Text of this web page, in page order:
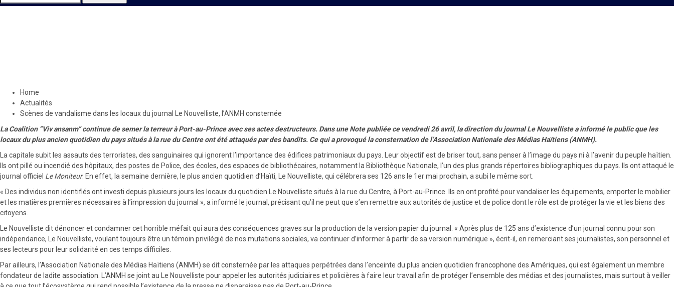
Home
Actualités
Scènes de vandalisme dans les locaux du journal Le Nouvelliste, l’ANMH consternée
La Coalition ”Viv ansanm” continue de semer la terreur à Port-au-Prince avec ses actes destructeurs. Dans une Note publiée ce vendredi 26 avril, la direction du journal Le Nouvelliste a informé le public que les
locaux du plus ancien quotidien du pays situés à la rue du Centre ont été attaqués par des bandits. Ce qui a provoqué la consternation de l’Association Nationale des Médias Haïtiens (ANMH).
La capitale subit les assauts des terroristes, des sanguinaires qui ignorent l’importance des édifices patrimoniaux du pays. Leur objectif est de briser tout, sans penser à l’image du pays ni à l’avenir du peuple haïtien.
Ils ont pillé ou incendié des hôpitaux, des postes de Police, des écoles, des espaces de bibliothécaires, notamment la Bibliothèque Nationale, l’un des plus grands répertoires bibliographiques du pays. Ils ont attaqué le
journal officiel Le Moniteur. En effet, la semaine dernière, le plus ancien quotidien d’Haïti, Le Nouvelliste, qui célébrera ses 126 ans le 1er mai prochain, a subi le même sort.
« Des individus non identifiés ont investi depuis plusieurs jours les locaux du quotidien Le Nouvelliste situés à la rue du Centre, à Port-au-Prince. Ils en ont profité pour vandaliser les équipements, emporter le mobilier
et les matières premières nécessaires à l’impression du journal », a informé le journal, précisant qu’il ne peut que s’en remettre aux autorités de justice et de police dont le rôle est de protéger la vie et les biens des
citoyens.
Le Nouvelliste dit dénoncer et condamner cet horrible méfait qui aura des conséquences graves sur la production de la version papier du journal. « Après plus de 125 ans d’existence d’un journal connu pour son
indépendance, Le Nouvelliste, voulant toujours être un témoin privilégié de nos mutations sociales, va continuer d’informer à partir de sa version numérique », écrit-il, en remerciant ses journalistes, son personnel et
ses lecteurs pour leur solidarité en ces temps difficiles.
Par ailleurs, l’Association Nationale des Médias Haïtiens (ANMH) se dit consternée par les attaques perpétrées dans l’enceinte du plus ancien quotidien francophone des Amériques, qui est également un membre
fondateur de ladite association. L’ANMH se joint au Le Nouvelliste pour appeler les autorités judiciaires et policières à faire leur travail afin de protéger l’ensemble des médias et des journalistes, mais surtout à veiller